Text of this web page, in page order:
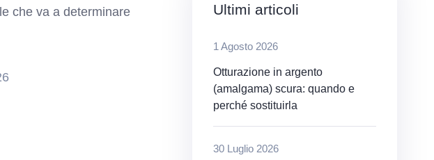
che va a determinare
Ultimi articoli
1 Agosto 2026
Otturazione in argento
(amalgama) scura: quando e
perché sostituirla
30 Luglio 2026